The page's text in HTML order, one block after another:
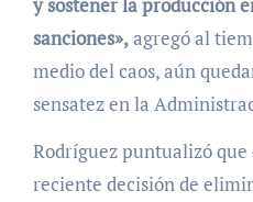
sanciones»,agregó al
medio del caos, aún
sensatez en la
Rodríguez puntualizó que
reciente decisión de